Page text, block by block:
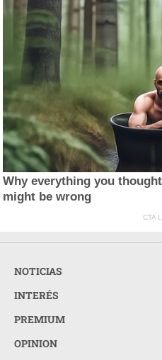
Why everything you
might be wrong
CTA
NOTICIAS
INTERÉS
PREMIUM
OPINION